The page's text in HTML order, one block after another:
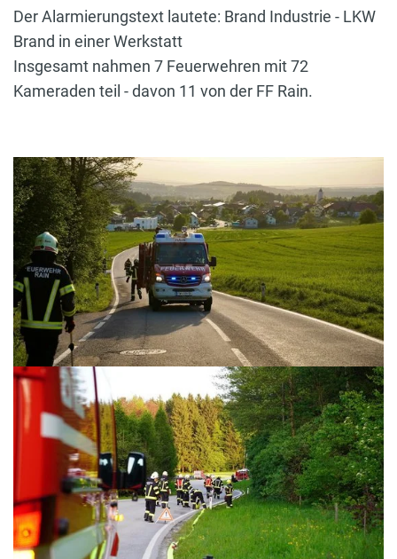
Der Alarmierungstext lautete: Brand Industrie - LKW
Brand in einer Werkstatt
Insgesamt nahmen 7 Feuerwehren mit 72
Kameraden teil - davon 11 von der FF Rain.